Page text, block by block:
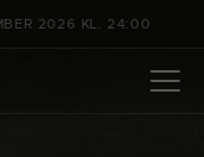
2026 KL. 24:00